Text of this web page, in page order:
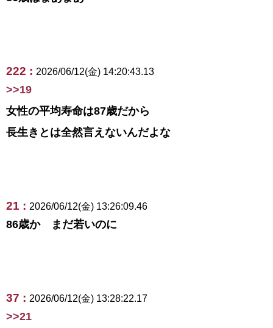
222 : 2026/06/12(金) 14:20:43.13
>>19
女性の平均寿命は87歳だから
長生きとは全然言えないんだよな
21 : 2026/06/12(金) 13:26:09.46
86歳か まだ若いのに
37 : 2026/06/12(金) 13:28:22.17
>>21